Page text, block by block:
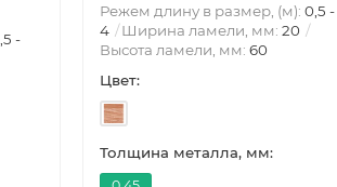
-
Режем длину в размер, (м): 0,5 -
4
Ширина ламели, мм: 20
Высота ламели, мм: 60
Цвет:
Толщина металла, мм: